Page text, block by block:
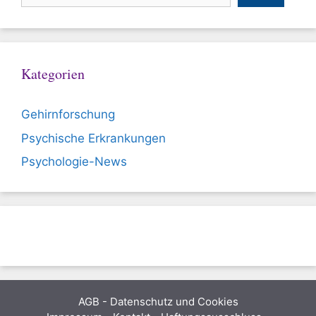
Kategorien
Gehirnforschung
Psychische Erkrankungen
Psychologie-News
AGB - Datenschutz und Cookies